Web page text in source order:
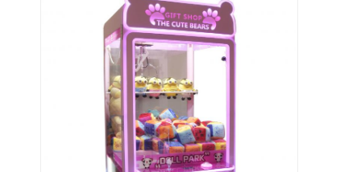
Arkade Basketbol Makinesi
Klip Ödül Makinesi
Boks yumruk makinesi
atari oyun makinesi